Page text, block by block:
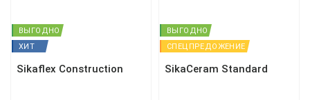
ВЫГОДНО
ХИТ
Sikaflex Construction
ВЫГОДНО
СПЕЦПРЕДОЖЕНИЕ
SikaCeram Standard